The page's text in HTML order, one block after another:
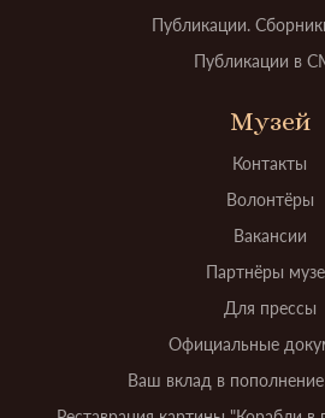
Публикации.
Публикации в
Музей
Контакты
Волонтёры
Вакансии
Партнёры
Для прессы
Официальные
Ваш вклад в